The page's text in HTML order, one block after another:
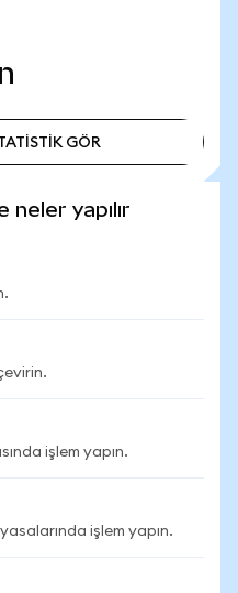
GÖR
neler yapılır
işlem yapın.
işlem yapın.